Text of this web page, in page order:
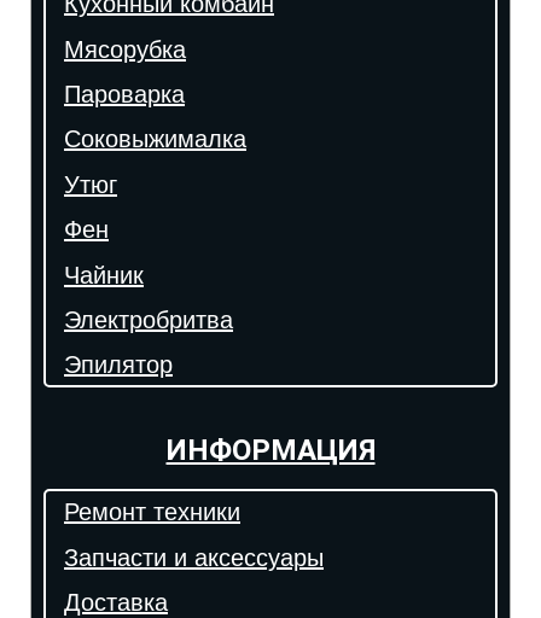
Мясорубка
Пароварка
Соковыжималка
Утюг
Фен
Чайник
Электробритва
Эпилятор
ИНФОРМАЦИЯ
Ремонт техники
Запчасти и аксессуары
Доставка